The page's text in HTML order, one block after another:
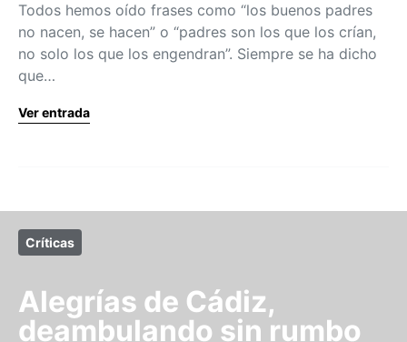
Todos hemos oído frases como “los buenos padres
no nacen, se hacen” o “padres son los que los crían,
no solo los que los engendran”. Siempre se ha dicho
que…
Ver entrada
Críticas
Alegrías de Cádiz,
deambulando sin rumbo